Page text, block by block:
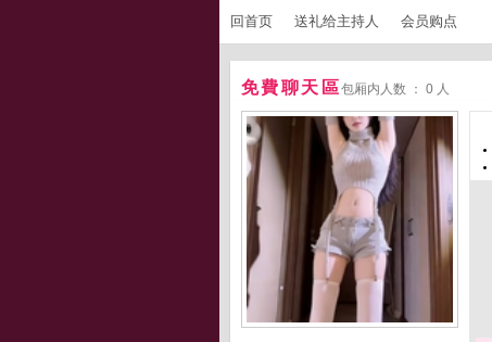
回首页 送礼给主持人 会员购点
免費聊天區包厢内人数 ： 0 人